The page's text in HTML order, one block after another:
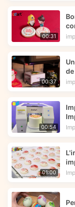
obtenir des
cette technologie
desserts.
00:31
00:37
00:54
01:00